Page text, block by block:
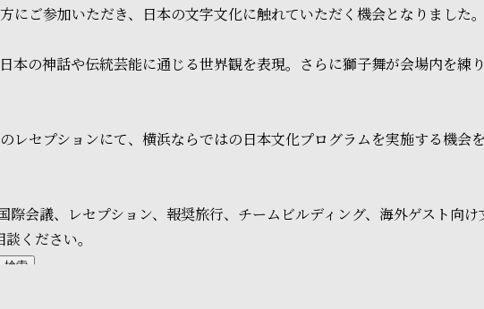
にご参加いただき、日本の文字文化に触れていただく機会となりました。
本の神話や伝統芸能に通じる世界観を表現。さらに獅子舞が会場内を練
レセプションにて、横浜ならではの日本文化プログラムを実施する機会
会議、レセプション、報奨旅行、チームビルディング、海外ゲスト向
ください。
検索